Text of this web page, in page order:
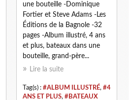
une bouteille -Dominique
Fortier et Steve Adams -Les
Éditions de la Bagnole -32
pages -Album illustré, 4 ans
et plus, bateaux dans une
bouteille, grand-père...
Lire la suite
Tag(s) : #ALBUM ILLUSTRÉ, #4
ANS ET PLUS, #BATEAUX